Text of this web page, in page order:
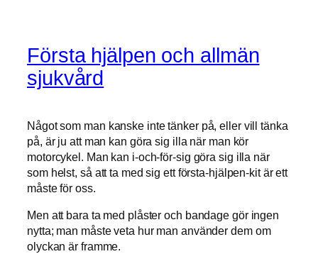
Första hjälpen och allmän
sjukvård
Något som man kanske inte tänker på, eller vill tänka
på, är ju att man kan göra sig illa när man kör
motorcykel. Man kan i-och-för-sig göra sig illa när
som helst, så att ta med sig ett första-hjälpen-kit är ett
måste för oss.
Men att bara ta med plåster och bandage gör ingen
nytta; man måste veta hur man använder dem om
olyckan är framme.